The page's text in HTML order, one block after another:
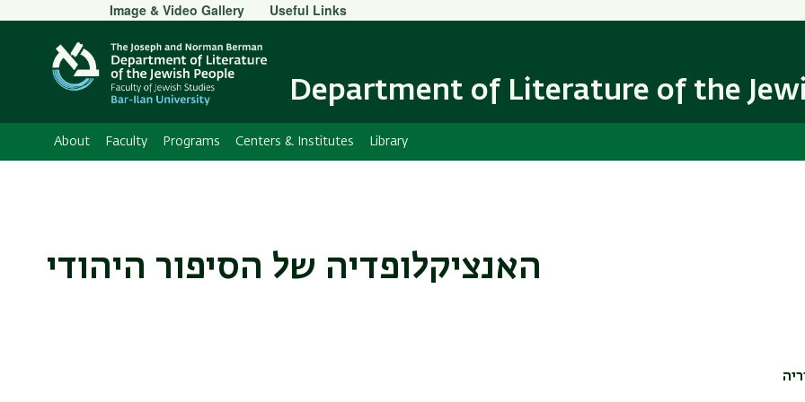
content
Navigation
Secondary
Menu
Image & Video Gallery Useful Links
Department of Literature of the
About Faculty Programs Centers & Institutes Library
האנציקלופדיה של הסיפור היהודי